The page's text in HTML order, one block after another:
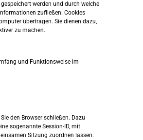
werden und durch welche
zufließen. Cookies
übertragen. Sie dienen dazu,
zu machen.
und Funktionsweise im
den Browser schließen. Dazu
sogenannte Session-ID, mit
Sitzung zuordnen lassen.